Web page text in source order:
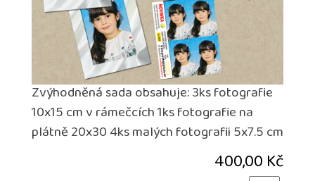
Zvýhodněná sada obsahuje: 3ks fotografie
10x15 cm v rámečcích 1ks fotografie na
plátně 20x30 4ks malých fotografii 5x7.5 cm
400,00 Kč